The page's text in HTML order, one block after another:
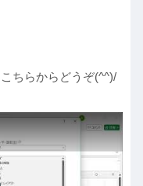
ちらからどうぞ(^^)/